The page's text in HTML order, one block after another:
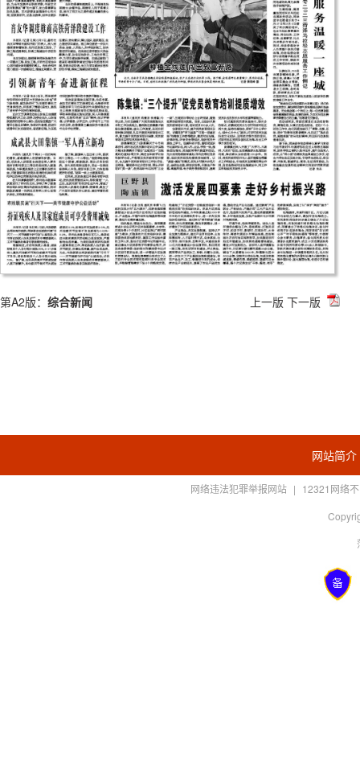
第A2版： 综合新闻 上一版 下一版
网站简介
网络违法犯罪举报网站 | 12321网络